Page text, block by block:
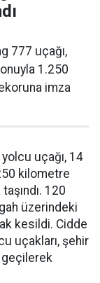
777 uçağı,
1.250
imza
uçağı, 14
kilometre
120
üzerindeki
kesildi. Cidde
uçakları, şehir
geçilerek